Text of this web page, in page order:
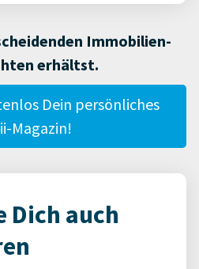
Immobilien-
erhältst.
Dein persönliches
Magazin!
Dich auch